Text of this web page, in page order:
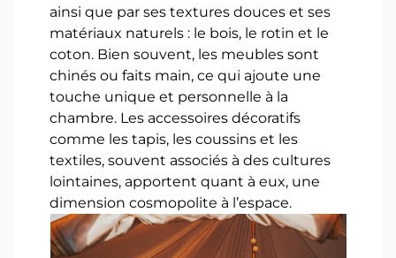
ainsi que par ses textures douces et ses
matériaux naturels : le bois, le rotin et le
coton. Bien souvent, les meubles sont
chinés ou faits main, ce qui ajoute une
touche unique et personnelle à la
chambre. Les accessoires décoratifs
comme les tapis, les coussins et les
textiles, souvent associés à des cultures
lointaines, apportent quant à eux, une
dimension cosmopolite à l’espace.